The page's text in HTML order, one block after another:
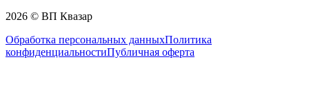
2026 © ВП Квазар
Обработка персональных данныхПолитика
конфиденциальностиПубличная оферта